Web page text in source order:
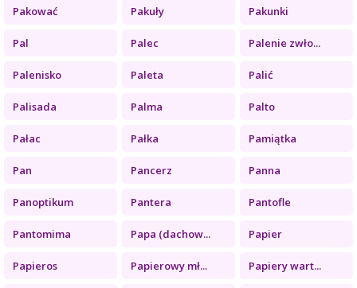
Pakować Pakuły Pakunki
Pal Palec Palenie zwło...
Palenisko Paleta Palić
Palisada Palma Palto
Pałac Pałka Pamiątka
Pan Pancerz Panna
Panoptikum Pantera Pantofle
Pantomima Papa (dachow... Papier
Papieros Papierowy mł... Papiery wart...